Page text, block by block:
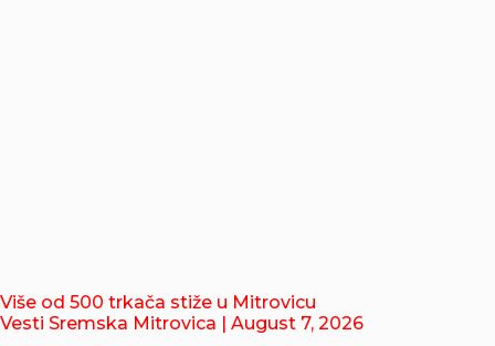
Više od 500 trkača stiže u Mitrovicu
Vesti Sremska Mitrovica | August 7, 2026